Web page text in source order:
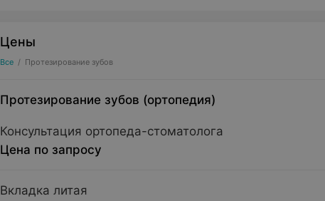
Цены
Все / Протезирование зубов
Протезирование зубов (ортопедия)
Консультация ортопеда-стоматолога
Цена по запросу
Вкладка литая